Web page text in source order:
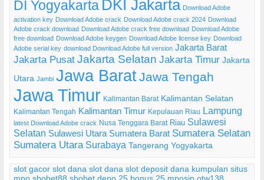
DI Yogyakarta DKI Jakarta Download Adobe
activation key Download Adobe crack Download Adobe crack 2024 Download
Adobe crack download Download Adobe crack free download Download Adobe
free download Download Adobe keygen Download Adobe license key Download
Adobe serial key download Download Adobe full version Jakarta Barat
Jakarta Pusat Jakarta Selatan Jakarta Timur Jakarta
Utara Jambi Jawa BaratJawa Tengah
Jawa Timur Kalimantan Barat Kalimantan Selatan
Kalimantan Tengah Kalimantan Timur Kepulauan Riau Lampung
latest Download Adobe crack Nusa Tenggara Barat Riau Sulawesi
Selatan Sulawesi Utara Sumatera Barat Sumatera Selatan
Sumatera Utara Surabaya Tangerang Yogyakarta
slot gacor slot dana slot dana slot deposit dana kumpulan situs